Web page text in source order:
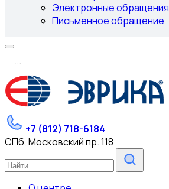
Электронные обращения
Письменное обращение
...
+7 (812) 718-6184
СПб, Московский пр. 118